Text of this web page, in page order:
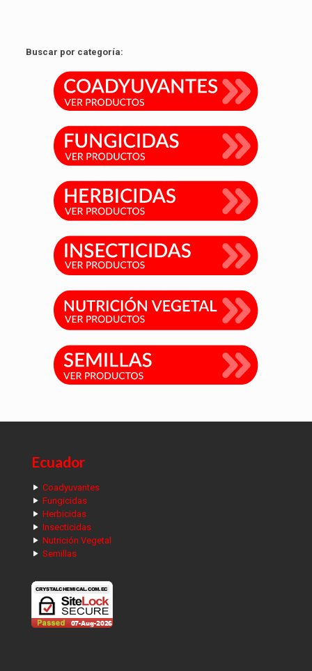
Buscar por categoría:
Ecuador
Coadyuvantes
Fungicidas
Herbicidas
Insecticidas
Nutrición Vegetal
Semillas